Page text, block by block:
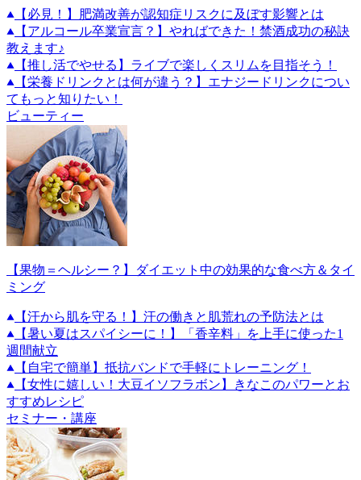
【必見！】肥満改善が認知症リスクに及ぼす影響とは
【アルコール卒業宣言？】やればできた！禁酒成功の秘訣
教えます♪
【推し活でやせる】ライブで楽しくスリムを目指そう！
【栄養ドリンクとは何が違う？】エナジードリンクについ
てもっと知りたい！
ビューティー
【果物＝ヘルシー？】ダイエット中の効果的な食べ方＆タイ
ミング
【汗から肌を守る！】汗の働きと肌荒れの予防法とは
【暑い夏はスパイシーに！】「香辛料」を上手に使った1
週間献立
【自宅で簡単】抵抗バンドで手軽にトレーニング！
【女性に嬉しい！大豆イソフラボン】きなこのパワーとお
すすめレシピ
セミナー・講座